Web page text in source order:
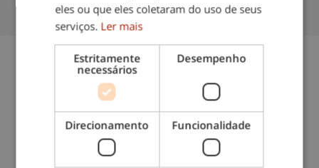
Necessita de mais
informações sobre
os nossos serviços?
eles ou que eles coletaram do uso de seus
serviços. Ler mais
Estritamente
necessários
Desempenho
Direcionamento Funcionalidade